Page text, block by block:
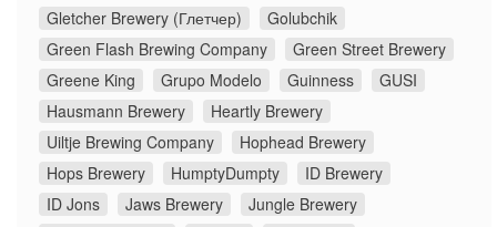
Gletcher Brewery (Глетчер)
Golubchik
Green Flash Brewing Company
Green Street Brewery
Greene King
Grupo Modelo Guinness
GUSI
Hausmann Brewery
Heartly Brewery
Uiltje Brewing Company
Hophead Brewery
Hops Brewery
HumptyDumpty
ID Brewery
ID Jons
Jaws Brewery
Jungle Brewery